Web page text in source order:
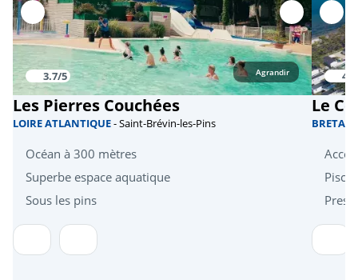
3.7/5 Agrandir
Les Pierres Couchées
LOIRE ATLANTIQUE- Saint-Brévin-les-Pins
Océan à 300 mètres
Superbe espace aquatique
Sous les pins
4/5
Le